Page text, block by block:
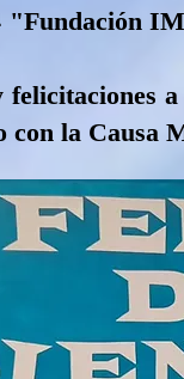
"Fundación
con la Causa